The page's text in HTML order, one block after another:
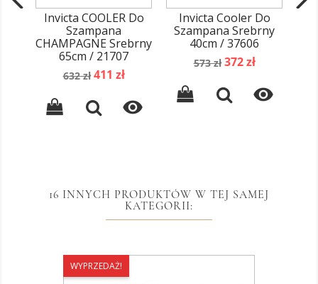
Invicta COOLER Do
Szampana
CHAMPAGNE Srebrny
65cm / 21707
Cena
632 zł Cena
411 zł

Invicta Cooler Do
Szampana Srebrny
40cm / 37606
Cena
573 zł Cena
372 zł

16 INNYCH PRODUKTÓW W TEJ SAMEJ
KATEGORII:
WYPRZEDAŻ!